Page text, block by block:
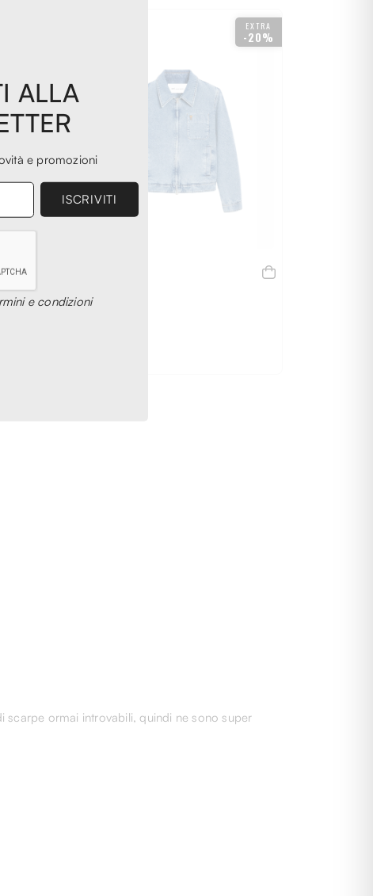
ALLA
e promozioni
e condizioni
EXTRA
-20%
€ 623,00
scarpe ormai introvabili, quindi ne sono super